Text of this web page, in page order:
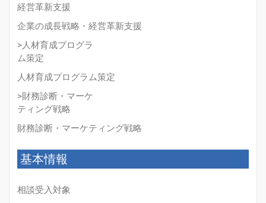
経営革新支援
企業の成長戦略・経営革新支援
>人材育成プログラ
ム策定
人材育成プログラム策定
>財務診断・マーケ
ティング戦略
財務診断・マーケティング戦略
基本情報
相談受入対象